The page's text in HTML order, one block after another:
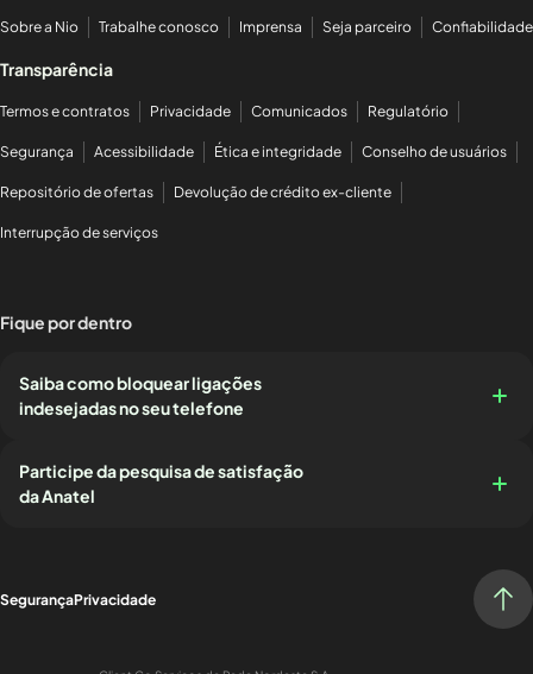
Sobre a Nio Trabalhe conosco Imprensa Seja parceiro Confiabilidade
Transparência
Termos e contratos Privacidade Comunicados Regulatório
Segurança Acessibilidade Ética e integridade Conselho de usuários
Repositório de ofertas Devolução de crédito ex-cliente
Interrupção de serviços
Fique por dentro
Saiba como bloquear ligações
indesejadas no seu telefone
Participe da pesquisa de satisfação
da Anatel
SegurançaPrivacidade